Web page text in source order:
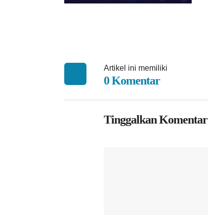
Artikel ini memiliki
0 Komentar
Tinggalkan Komentar